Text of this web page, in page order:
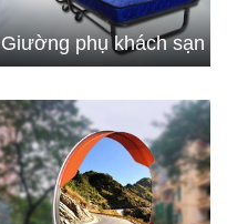
Giường phụ khách sạn